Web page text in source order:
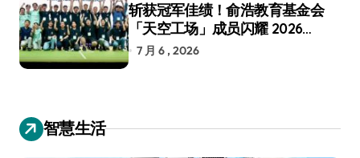
斩获冠军佳绩！俞浩教育基金会
「天空工场」成员闪耀 2026
RoboCup 机器人世界杯
7 月 6 , 2026
智慧生活